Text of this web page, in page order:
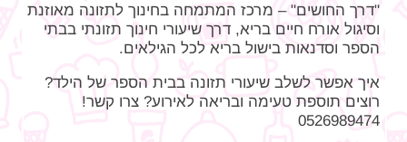
"דרך החושים" – מרכז המתמחה בחינוך לתזונה מאוזנת
וסיגול אורח חיים בריא, דרך שיעורי חינוך תזונתי בבתי
הספר וסדנאות בישול בריא לכל הגילאים.
איך אפשר לשלב שיעורי תזונה בבית הספר של הילד?
רוצים תוספת טעימה ובריאה לאירוע? צרו קשר!
0526989474